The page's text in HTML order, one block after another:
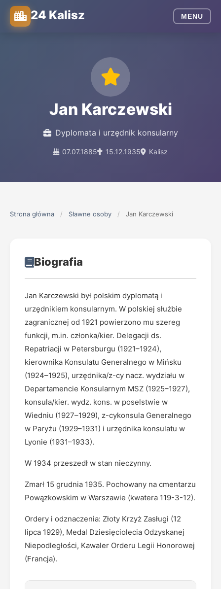
24 Kalisz MENU
Jan Karczewski
Dyplomata i urzędnik konsularny
07.07.1885 15.12.1935 Kalisz
Strona główna / Sławne osoby / Jan Karczewski
Biografia
Jan Karczewski był polskim dyplomatą i
urzędnikiem konsularnym. W polskiej służbie
zagranicznej od 1921 powierzono mu szereg
funkcji, m.in. członka/kier. Delegacji ds.
Repatriacji w Petersburgu (1921–1924),
kierownika Konsulatu Generalnego w Mińsku
(1924–1925), urzędnika/z-cy nacz. wydziału w
Departamencie Konsularnym MSZ (1925–1927),
konsula/kier. wydz. kons. w poselstwie w
Wiedniu (1927–1929), z-cykonsula Generalnego
w Paryżu (1929–1931) i urzędnika konsulatu w
Lyonie (1931–1933).
W 1934 przeszedł w stan nieczynny.
Zmarł 15 grudnia 1935. Pochowany na cmentarzu
Powązkowskim w Warszawie (kwatera 119-3-12).
Ordery i odznaczenia: Złoty Krzyż Zasługi (12
lipca 1929), Medal Dziesięciolecia Odzyskanej
Niepodległości, Kawaler Orderu Legii Honorowej
(Francja).